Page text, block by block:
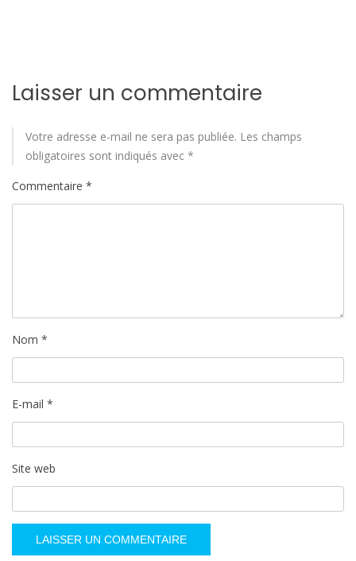
Laisser un commentaire
Votre adresse e-mail ne sera pas publiée. Les champs
obligatoires sont indiqués avec *
Commentaire *
Nom *
E-mail *
Site web